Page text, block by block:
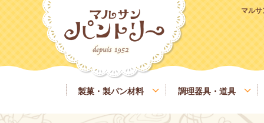
マル
製菓・製パン材料 調理器具・道具